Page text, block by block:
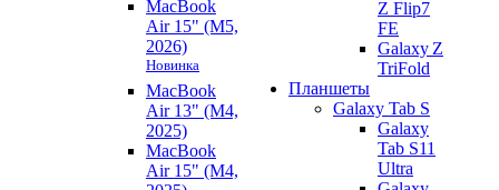
MacBook
Air 15" (M5,
2026)
Новинка
MacBook
Air 13" (M4,
2025)
MacBook
Air 15" (M4,
Z Flip7
FE
Galaxy Z
TriFold
Планшеты
Galaxy Tab S
Galaxy
Tab S11
Ultra